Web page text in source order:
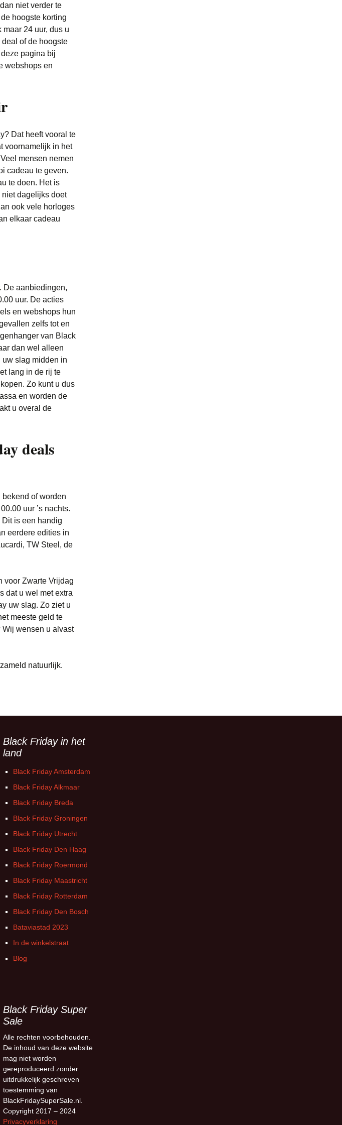
Witgoed deals
niet verder te
hoogste korting
24 uur, dus u
of de hoogste
pagina bij
webshops en
Dat heeft vooral te
voornamelijk in het
mensen nemen
cadeau te geven.
te doen. Het is
dagelijks doet
ook vele horloges
elkaar cadeau
De aanbiedingen,
uur. De acties
en webshops hun
zelfs tot en
van Black
dan wel alleen
uw slag midden in
lang in de rij te
Zo kunt u dus
en worden de
u overal de
deals
of worden
uur ’s nachts.
is een handig
eerdere edities in
TW Steel, de
voor Zwarte Vrijdag
dat u wel met extra
uw slag. Zo ziet u
meeste geld te
Wij wensen u alvast
natuurlijk.
Black Friday in het
land
Black Friday Amsterdam
Black Friday Alkmaar
Black Friday Breda
Black Friday Groningen
Black Friday Utrecht
Black Friday Den Haag
Black Friday Roermond
Black Friday Maastricht
Black Friday Rotterdam
Black Friday Den Bosch
Bataviastad 2023
In de winkelstraat
Blog
Black Friday Super
Sale
Alle rechten voorbehouden.
De inhoud van deze website
mag niet worden
gereproduceerd zonder
uitdrukkelijk geschreven
toestemming van
BlackFridaySuperSale.nl.
Copyright 2017 – 2024
Privacyverklaring